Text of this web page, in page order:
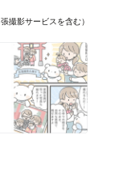
撮影サービスを含む）